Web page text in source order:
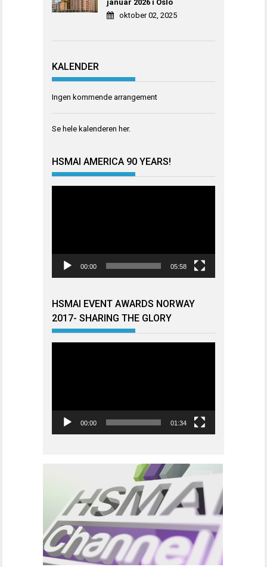
januar 2026 i Oslo
oktober 02, 2025
KALENDER
Ingen kommende arrangement
Se hele kalenderen her.
HSMAI AMERICA 90 YEARS!
00:00 05:58
HSMAI EVENT AWARDS NORWAY
2017- SHARING THE GLORY
00:00 01:34